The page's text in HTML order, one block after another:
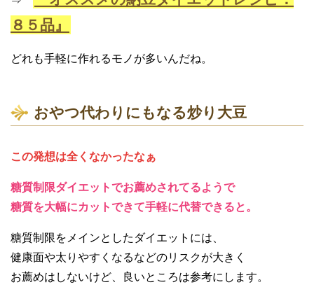
８５品』
どれも手軽に作れるモノが多いんだね。
おやつ代わりにもなる炒り大豆
この発想は全くなかったなぁ
糖質制限ダイエットでお薦めされてるようで
糖質を大幅にカットできて手軽に代替できると。
糖質制限をメインとしたダイエットには、
健康面や太りやすくなるなどのリスクが大きく
お薦めはしないけど、良いところは参考にします。